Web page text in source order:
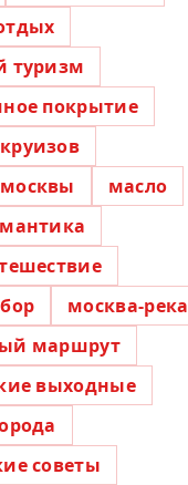
туризм
покрытие
масло
москва-река
маршрут
выходные
советы